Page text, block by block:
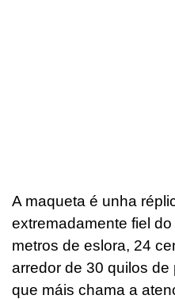
A maqueta é unha
extremadamente fiel
metros de eslora, 24
arredor de 30 quilos
que máis chama a